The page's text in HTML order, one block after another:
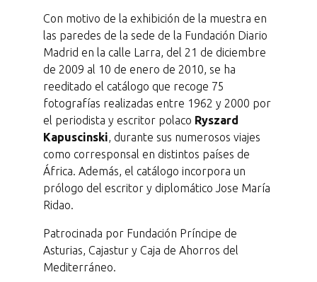
Con motivo de la exhibición de la muestra en
las paredes de la sede de la Fundación Diario
Madrid en la calle Larra, del 21 de diciembre
de 2009 al 10 de enero de 2010, se ha
reeditado el catálogo que recoge 75
fotografías realizadas entre 1962 y 2000 por
el periodista y escritor polaco Ryszard
Kapuscinski, durante sus numerosos viajes
como corresponsal en distintos países de
África. Además, el catálogo incorpora un
prólogo del escritor y diplomático Jose María
Ridao.
Patrocinada por Fundación Príncipe de
Asturias, Cajastur y Caja de Ahorros del
Mediterráneo.